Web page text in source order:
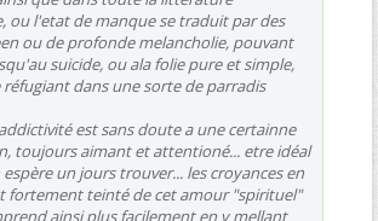
ou l'etat de manque se traduit par des
ou de profonde melancholie, pouvant
suicide, ou ala folie pure et simple,
dans une sorte de parradis
est sans doute a une certainne
toujours aimant et attentioné... etre idéal
un jours trouver... les croyances en
fortement teinté de cet amour "spirituel"
ainsi plus facilement en y mellant